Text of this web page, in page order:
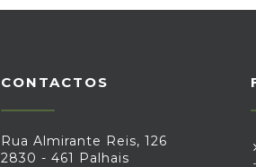
CONTACTOS
Rua Almirante Reis, 126
2830 - 461 Palhais